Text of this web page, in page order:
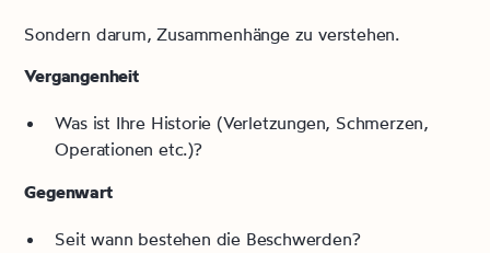
Sondern darum, Zusammenhänge zu verstehen.
Vergangenheit
Was ist Ihre Historie (Verletzungen, Schmerzen,
Operationen etc.)?
Gegenwart
Seit wann bestehen die Beschwerden?